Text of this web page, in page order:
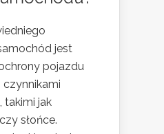
jest
pojazdu
takimi jak
słońce.